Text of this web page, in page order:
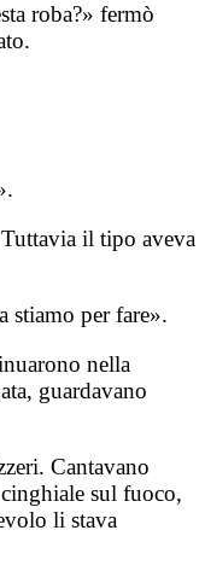
roba?» fermò
il tipo aveva
stiamo per fare».
nella
guardavano
Cantavano
sul fuoco,
li stava